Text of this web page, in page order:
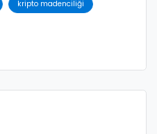
kripto madenciliği